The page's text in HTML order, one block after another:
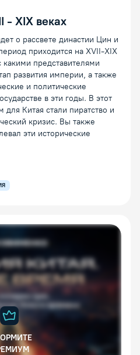
- XIX веках
о рассвете династии Цин и
приходится на XVII-XIX
представителями
развития империи, а также
и политические
в эти годы. В этот
Китая стали пиратство и
кризис. Вы также
эти исторические